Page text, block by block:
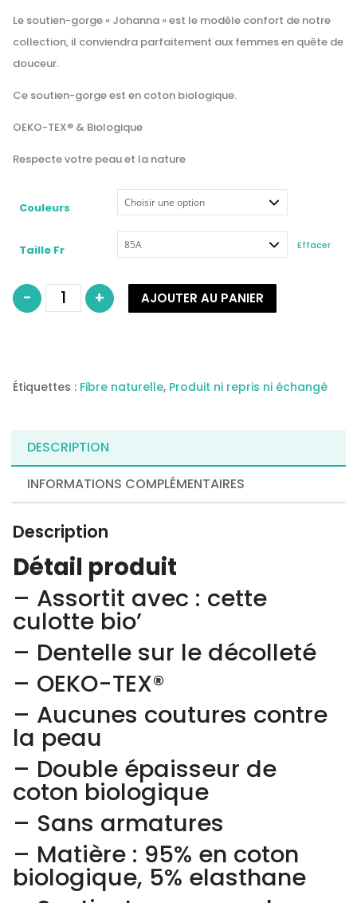
Le soutien-gorge « Johanna » est le modèle confort de notre
collection, il conviendra parfaitement aux femmes en quête de
douceur.
Ce soutien-gorge est en coton biologique.
OEKO-TEX® & Biologique
Respecte votre peau et la nature
Couleurs
Taille Fr Effacer
- quantité
Soutien-
cœur
de
+ AJOUTER AU PANIER
Étiquettes : Fibre naturelle, Produit ni repris ni échangé
DESCRIPTION
INFORMATIONS COMPLÉMENTAIRES
Description
Détail produit
– Assortit avec : cette
culotte bio’
– Dentelle sur le décolleté
– OEKO-TEX®
– Aucunes coutures contre
la peau
– Double épaisseur de
coton biologique
– Sans armatures
– Matière : 95% en coton
biologique, 5% elasthane